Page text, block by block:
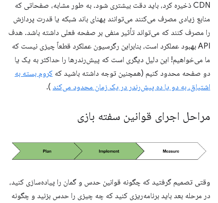
CDN ذخیره کرد، باید دقت بیشتری شود. به طور مشابه، صفحاتی که
منابع زیادی مصرف می‌کنند می‌توانند پهنای باند شبکه یا قدرت پردازش
را مصرف کنند که می‌تواند تأثیر منفی بر صفحه فعلی داشته باشد. هدف
API بهبود عملکرد است، بنابراین رگرسیون عملکرد قطعاً چیزی نیست که
ما می‌خواهیم! این دلیل دیگری است که پیش‌رندرها را حداکثر به یک یا
دو صفحه محدود کنیم (همچنین توجه داشته باشید که کروم بسته به
اشتیاق، به دو یا ده پیش‌رندر در یک زمان محدود می‌کند ).
مراحل اجرای قوانین سفته بازی
وقتی تصمیم گرفتید که چگونه قوانین حدس و گمان را پیاده‌سازی کنید،
در مرحله بعد باید برنامه‌ریزی کنید که چه چیزی را حدس بزنید و چگونه